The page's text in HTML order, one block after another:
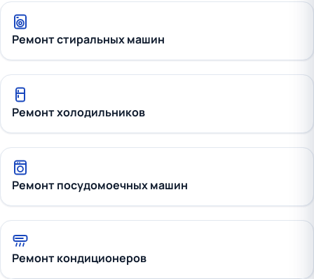
Ремонт стиральных машин
Ремонт холодильников
Ремонт посудомоечных машин
Ремонт кондиционеров